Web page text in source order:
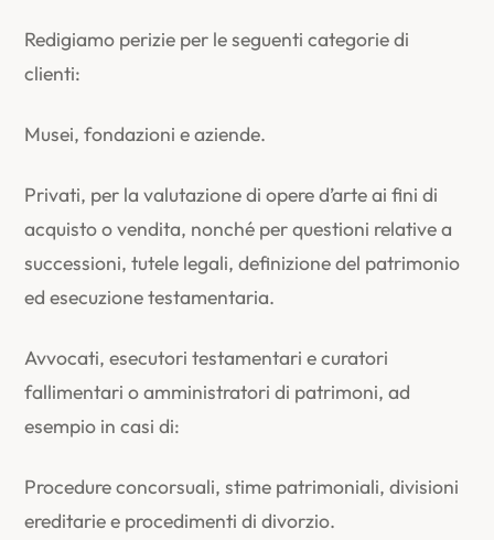
Redigiamo perizie per le seguenti categorie di
clienti:
Musei, fondazioni e aziende.
Privati, per la valutazione di opere d’arte ai fini di
acquisto o vendita, nonché per questioni relative a
successioni, tutele legali, definizione del patrimonio
ed esecuzione testamentaria.
Avvocati, esecutori testamentari e curatori
fallimentari o amministratori di patrimoni, ad
esempio in casi di:
Procedure concorsuali, stime patrimoniali, divisioni
ereditarie e procedimenti di divorzio.